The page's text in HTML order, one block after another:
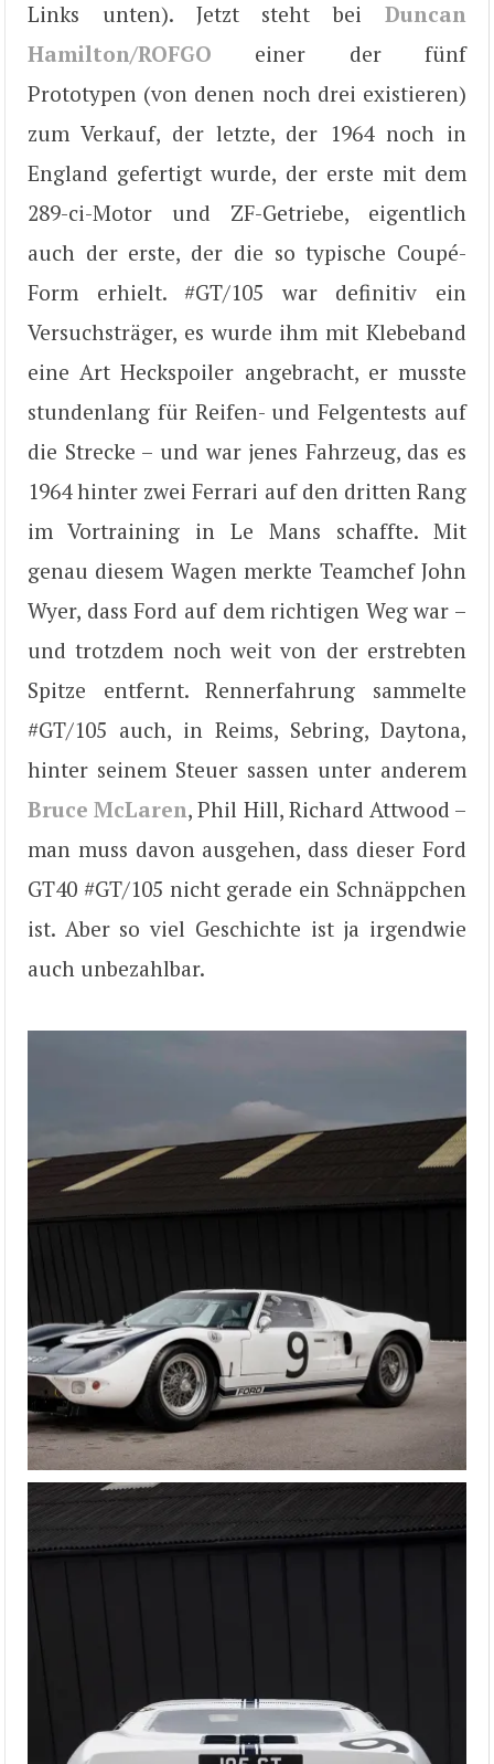
Links unten). Jetzt steht bei Duncan
Hamilton/ROFGO einer der fünf
Prototypen (von denen noch drei existieren)
zum Verkauf, der letzte, der 1964 noch in
England gefertigt wurde, der erste mit dem
289-ci-Motor und ZF-Getriebe, eigentlich
auch der erste, der die so typische Coupé-
Form erhielt. #GT/105 war definitiv ein
Versuchsträger, es wurde ihm mit Klebeband
eine Art Heckspoiler angebracht, er musste
stundenlang für Reifen- und Felgentests auf
die Strecke – und war jenes Fahrzeug, das es
1964 hinter zwei Ferrari auf den dritten Rang
im Vortraining in Le Mans schaffte. Mit
genau diesem Wagen merkte Teamchef John
Wyer, dass Ford auf dem richtigen Weg war –
und trotzdem noch weit von der erstrebten
Spitze entfernt. Rennerfahrung sammelte
#GT/105 auch, in Reims, Sebring, Daytona,
hinter seinem Steuer sassen unter anderem
Bruce McLaren, Phil Hill, Richard Attwood –
man muss davon ausgehen, dass dieser Ford
GT40 #GT/105 nicht gerade ein Schnäppchen
ist. Aber so viel Geschichte ist ja irgendwie
auch unbezahlbar.